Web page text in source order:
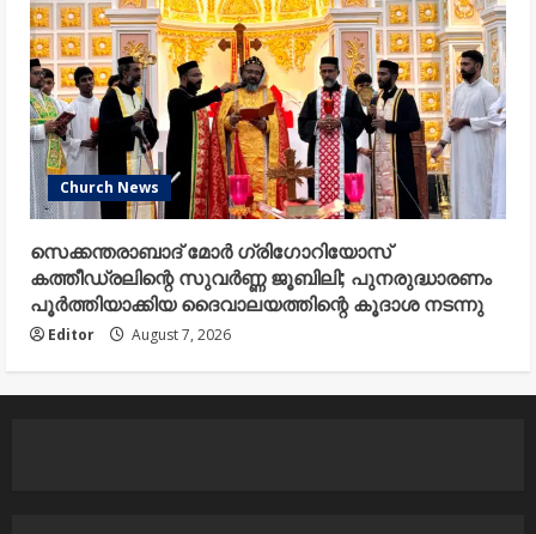
Church News
സെക്കന്തരാബാദ് മോർ ഗ്രിഗോറിയോസ്
കത്തീഡ്രലിന്റെ സുവർണ്ണ ജൂബിലി; പുനരുദ്ധാരണം
പൂർത്തിയാക്കിയ ദൈവാലയത്തിന്റെ കൂദാശ നടന്നു
Editor August 7, 2026